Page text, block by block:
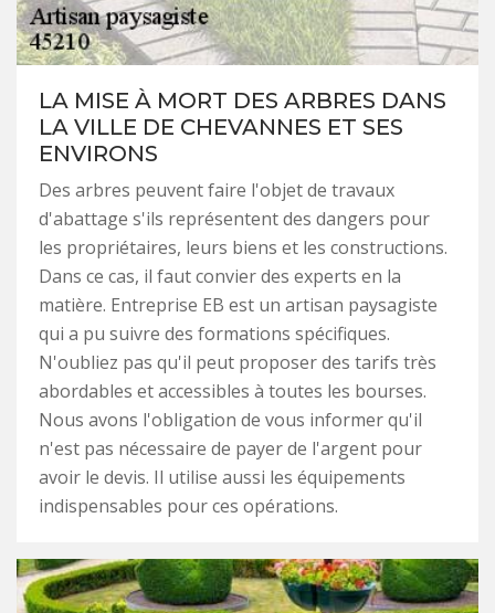
LA MISE À MORT DES ARBRES DANS
LA VILLE DE CHEVANNES ET SES
ENVIRONS
Des arbres peuvent faire l'objet de travaux
d'abattage s'ils représentent des dangers pour
les propriétaires, leurs biens et les constructions.
Dans ce cas, il faut convier des experts en la
matière. Entreprise EB est un artisan paysagiste
qui a pu suivre des formations spécifiques.
N'oubliez pas qu'il peut proposer des tarifs très
abordables et accessibles à toutes les bourses.
Nous avons l'obligation de vous informer qu'il
n'est pas nécessaire de payer de l'argent pour
avoir le devis. Il utilise aussi les équipements
indispensables pour ces opérations.